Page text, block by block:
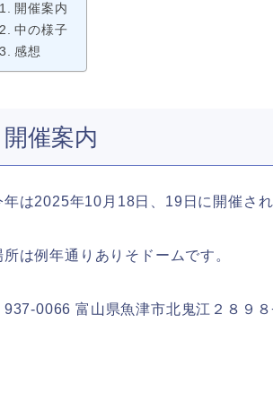
開催案内
中の様子
感想
開催案内
年は2025年10月18日、19日に開催され
所は例年通りありそドームです。
937-0066 富山県魚津市北鬼江２８９８